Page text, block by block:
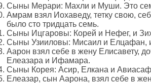
Сыны Мерари: Махли и Муши. Это
Амрам взял Иохаведу, тетку свою,
было сто тридцать семь.
Сыны Ицгаровы: Корей и Нефег, и
Сыны Узииловы: Мисаил и Елцафан,
Аарон взял себе в жену Елисавету,
Елеазара и Ифамара.
Сыны Корея: Асир, Елкана и
Елеазар, сын Аарона, взял себе в